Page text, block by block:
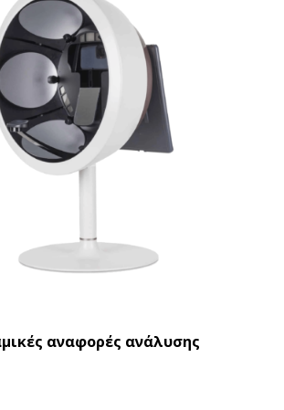
αναφορές ανάλυσης